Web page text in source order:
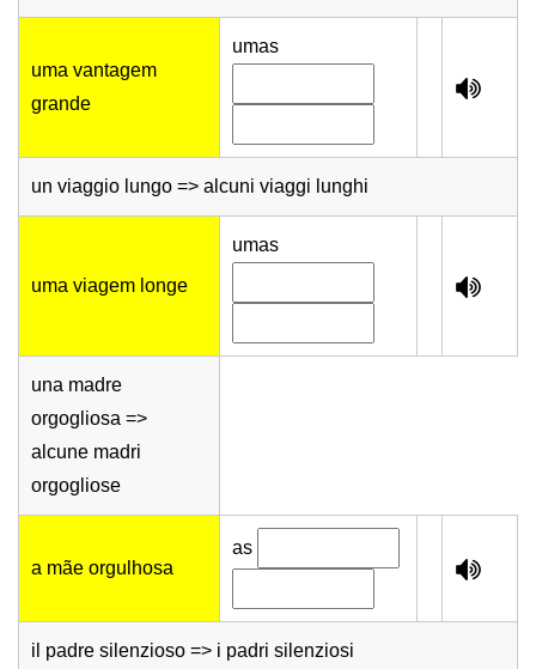
uma vantagem
grande
umas
un viaggio lungo => alcuni viaggi lunghi
uma viagem longe
umas
una madre
orgogliosa =>
alcune madri
orgogliose
a mãe orgulhosa
as
il padre silenzioso => i padri silenziosi